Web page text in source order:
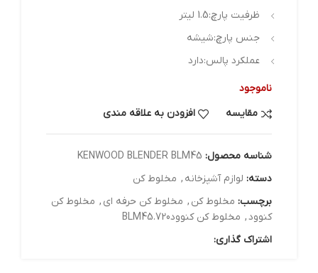
ظرفیت پارچ:1.5 لیتر
جنس پارچ:شیشه
عملکرد پالس:دارد
ناموجود
مقایسه
افزودن به علاقه مندی
شناسه محصول: KENWOOD BLENDER BLM45
دسته: لوازم آشپزخانه , مخلوط کن
برچسب: مخلوط کن , مخلوط کن حرفه ای , مخلوط کن
کنوود, مخلوط کن کنوودBLM45.720
اشتراک گذاری: